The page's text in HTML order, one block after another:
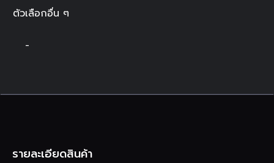
ตัวเลือกอื่น ๆ
-
รายละเอียดสินค้า